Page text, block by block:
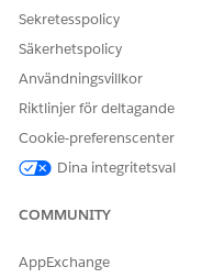
Sekretesspolicy
Säkerhetspolicy
Användningsvillkor
Riktlinjer för deltagande
Cookie-preferenscenter
Dina integritetsval
COMMUNITY
AppExchange